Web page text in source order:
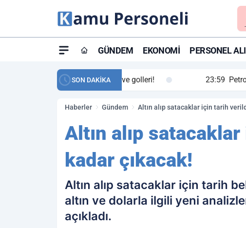
GÜNDEM EKONOMI PERSONEL
SON DAKİKA
maç özeti ve golleri! 23:59 Petrol Akışında Tarihi
Haberler Gündem Altın alıp satacaklar için tarih
Altın alıp
kadar çıkacak!
Altın alıp satacaklar için tarih
altın ve dolarla ilgili yeni
açıkladı.